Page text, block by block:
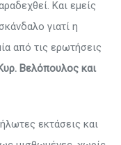
Και εμείς
γιατί η
από τις ερωτήσεις
Βελόπουλος και
εκτάσεις και